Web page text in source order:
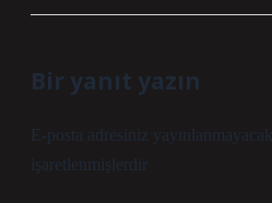
Bir yanıt yazın
E-posta adresiniz yayınlanmayacak.
işaretlenmişlerdir